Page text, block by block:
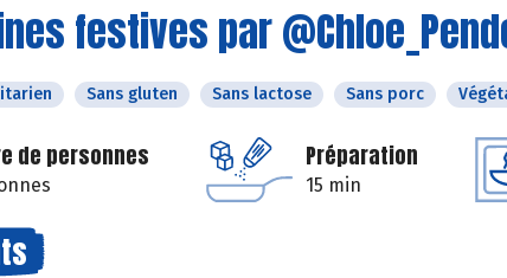
festives par
Sans gluten Sans lactose Sans porc
de personnes Préparation
15 min